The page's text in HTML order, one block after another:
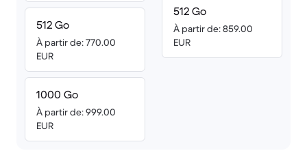
512 Go
À partir de: 770.00
EUR
1000 Go
À partir de: 999.00
EUR
512 Go
À partir de: 859.00
EUR